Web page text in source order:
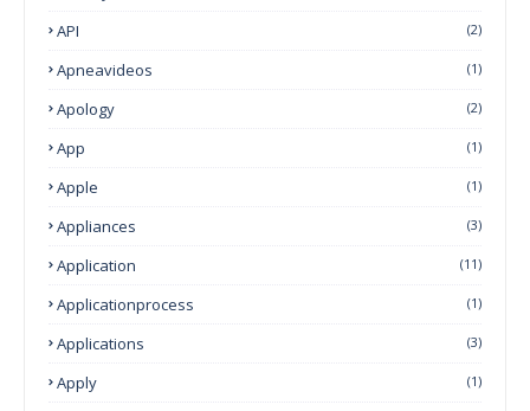
API (2)
Apneavideos (1)
Apology (2)
App (1)
Apple (1)
Appliances (3)
Application (11)
Applicationprocess (1)
Applications (3)
Apply (1)